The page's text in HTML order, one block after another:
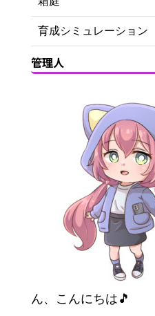
育成シミュレーション
管理人
ん、こんにちは🎵